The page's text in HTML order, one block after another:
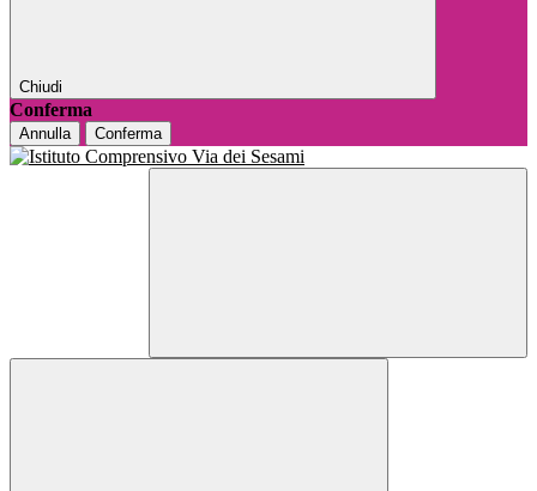
Chiudi
Conferma
Annulla Conferma